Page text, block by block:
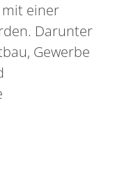
mit einer
Darunter
Gewerbe